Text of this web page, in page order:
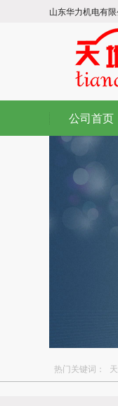
山东华力机电有
公司首页
热门关键词：